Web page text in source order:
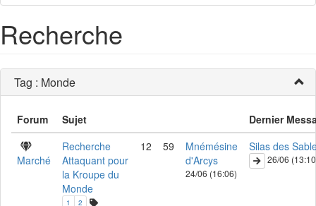
Recherche
Tag : Monde
Forum Sujet Dernier
Marché
Recherche
Attaquant pour
la Kroupe du
Monde
1 2
12 59
Mnémésine
d'Arcys
24/06 (16:06)
Silas des
26/06